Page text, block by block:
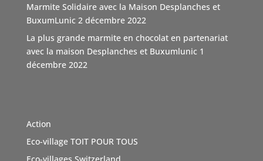
Video
Voir sur Facebook · Partager
TOIT POUR TOUS Suisse
Immo, partenaire de l'association TOIT POUR TOUS
Suisse. Merci de sa générosité à travers cette initiative
vertue#Don
Marmite Solidaire avec la Maison Desplanches et
BuxumLunic 2 décembre 2022
La plus grande marmite en chocolat en partenariat
avec la maison Desplanches et Buxumlunic 1
décembre 2022
Action
Eco-village TOIT POUR TOUS